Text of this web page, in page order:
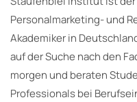
Personalmarketing- und
Akademiker in
auf der Suche nach den
morgen und beraten
Professionals bei